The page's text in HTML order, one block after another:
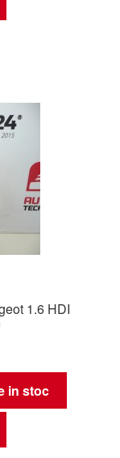
1.6 HDI
in stoc